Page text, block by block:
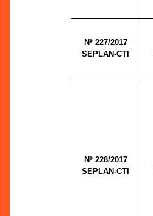
Nº 227/2017
SEPLAN-CTI
Nº 228/2017
SEPLAN-CTI